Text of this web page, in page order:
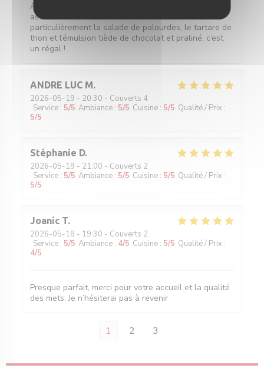
Accueil sympathique, service efficace et surtout
assiettes savoureuses ! Je recommande tout
particulièrement la salade de palourdes, le tartare de
thon et l’émulsion tiède de chocolat et praliné, c’est
un régal !
ANDRE LUC M
2026-05-19 - 20:30 - Couverts 4
Service : 5/5 Ambiance : 5/5 Cuisine : 5/5 Qualité / Prix :
5/5
Stéphanie D
2026-05-19 - 21:00 - Couverts 2
Service : 5/5 Ambiance : 5/5 Cuisine : 5/5 Qualité / Prix :
5/5
Joanic T
2026-05-18 - 19:30 - Couverts 2
Service : 5/5 Ambiance : 4/5 Cuisine : 5/5 Qualité / Prix :
4/5
Presque parfait, merci pour votre accueil et la qualité
des mets. Je n’hésiterai pas à revenir
1 2 3